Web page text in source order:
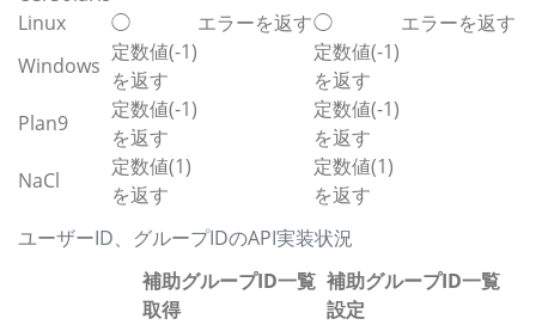
ユーザーID、グループIDのAPI実装状況
Linux
◯ エラーを返す◯
エラーを返す
Windows
定数値(-1)
を返す
定数値(-1)
を返す
Plan9
定数値(-1)
を返す
定数値(-1)
を返す
NaCl
定数値(1)
を返す
定数値(1)
を返す
補助グループID一覧
取得
補助グループID一覧
設定